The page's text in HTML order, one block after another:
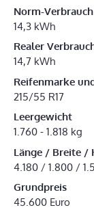
Norm-
14,3 kWh
Realer
14,7 kWh
Reifenmarke
215/55 R17
Leergewicht
1.760 - 1.818 kg
Länge / Breite /
4.180 / 1.800 /
Grundpreis
45.600 Euro